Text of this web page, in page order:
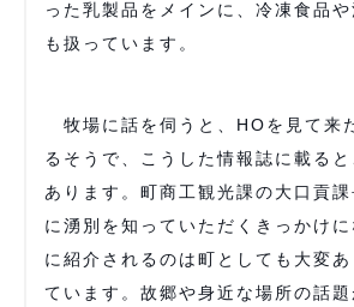
った乳製品をメインに、冷凍食品
も扱っています。
牧場に話を伺うと、HOを見て来
るそうで、こうした情報誌に載る
あります。町商工観光課の大口貢
に湧別を知っていただくきっかけに
に紹介されるのは町としても大変
ています。故郷や身近な場所の話